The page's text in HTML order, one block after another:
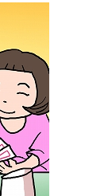
書
請求
スト「受験案